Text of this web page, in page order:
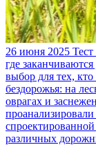
26 июня 2025
где
выбор для тех,
бездорожья: на
оврагах и
различных